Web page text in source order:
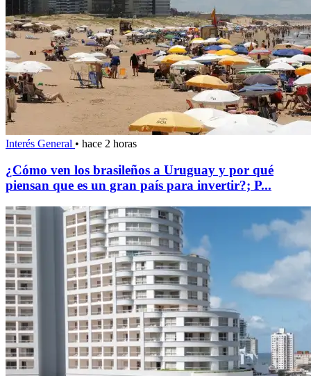
Interés General • hace 2 horas
¿Cómo ven los brasileños a Uruguay y por qué
piensan que es un gran país para invertir?; P...